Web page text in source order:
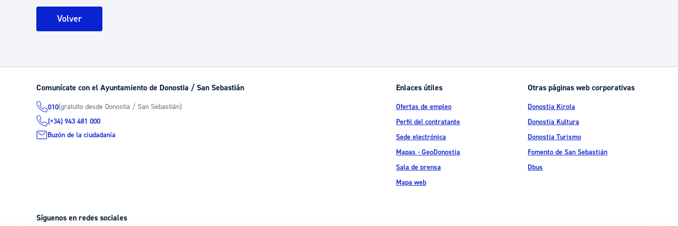
Volver
Comunícate con el Ayuntamiento de Donostia / San Sebastián
010(gratuito desde Donostia / San Sebastián)
(+34) 943 481 000
Buzón de la ciudadanía
Enlaces útiles
Ofertas de empleo
Perfil del contratante
Sede electrónica
Mapas - GeoDonostia
Sala de prensa
Mapa web
Otras páginas web corporativas
Donostia Kirola
Donostia Kultura
Donostia Turismo
Fomento de San Sebastián
Dbus
Síguenos en redes sociales